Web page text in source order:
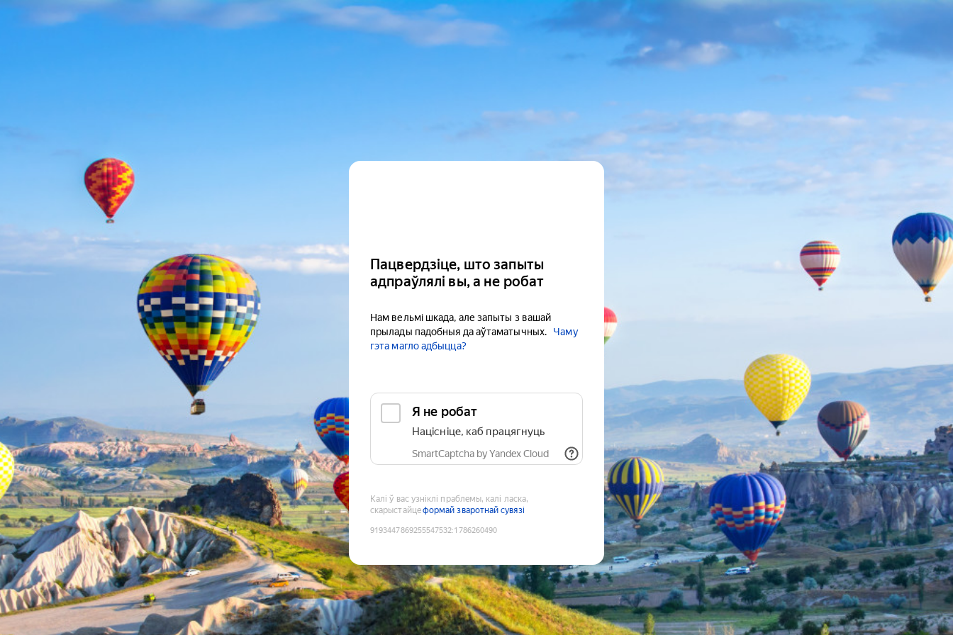
Пацвердзіце, што запыты
адпраўлялі вы, а не робат
Нам вельмі шкада, але запыты з вашай
прылады падобныя да аўтаматычных.
Чаму
гэта магло адбыцца?
Я не робат
Націсніце, каб працягнуць
SmartCaptcha by Yandex Cloud
Калі ў вас узніклі праблемы, калі ласка,
скарыстайцеформай зваротнай сувязі
9193447869255547532:1786260490